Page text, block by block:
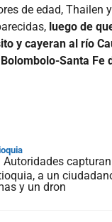
de edad, Thailen
luego de
y cayeran al río
Santa Fe
Autoridades
a un
y un dron